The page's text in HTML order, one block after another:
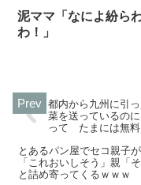
泥ママ「なによ紛ら
わ！」
都内から九州に引
菜を送っているの
って たまには無料
とあるパン屋でセコ親子
「これおいしそう」親「
と詰め寄ってくるｗｗｗ